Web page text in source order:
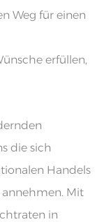
Weg für einen
erfüllen,
die sich
Handels
Mit
in